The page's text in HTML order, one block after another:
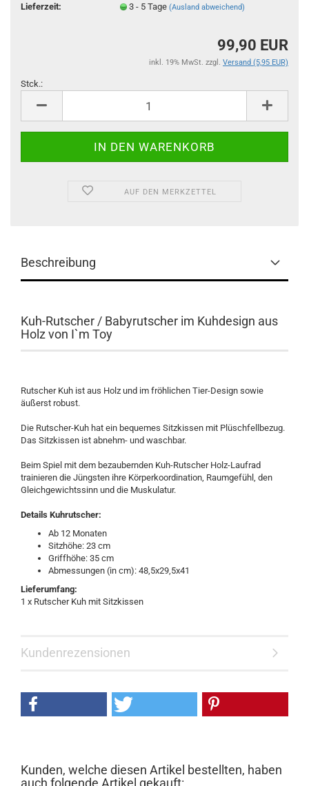
Lieferzeit:
3 - 5 Tage(Ausland abweichend)
99,90 EUR
inkl. 19% MwSt. zzgl. Versand (5,95 EUR)
Stck.:
AUF DEN MERKZETTEL
Beschreibung
Kuh-Rutscher / Babyrutscher im Kuhdesign aus
Holz von I`m Toy
Rutscher Kuh ist aus Holz und im fröhlichen Tier-Design sowie
äußerst robust.
Die Rutscher-Kuh hat ein bequemes Sitzkissen mit Plüschfellbezug.
Das Sitzkissen ist abnehm- und waschbar.
Beim Spiel mit dem bezaubernden Kuh-Rutscher Holz-Laufrad
trainieren die Jüngsten ihre Körperkoordination, Raumgefühl, den
Gleichgewichtssinn und die Muskulatur.
Details Kuhrutscher:
Ab 12 Monaten
Sitzhöhe: 23 cm
Griffhöhe: 35 cm
Abmessungen (in cm): 48,5x29,5x41
Lieferumfang:
1 x Rutscher Kuh mit Sitzkissen
Kundenrezensionen
Kunden, welche diesen Artikel bestellten, haben
auch folgende Artikel gekauft: